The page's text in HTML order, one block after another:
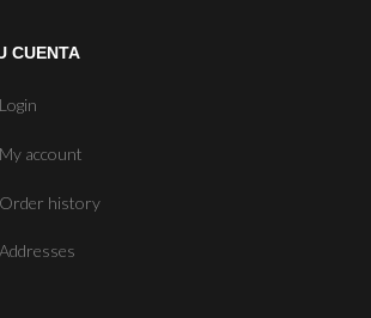
CUENTA
Login
My account
Order history
Addresses